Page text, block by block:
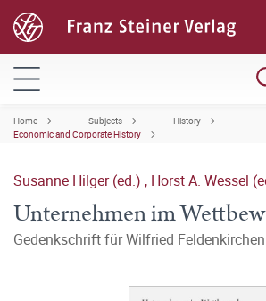
Home Subjects
History
Economic and Corporate History
Susanne Hilger (ed.) , Horst A. Wessel
Unternehmen im
Gedenkschrift für Wilfried